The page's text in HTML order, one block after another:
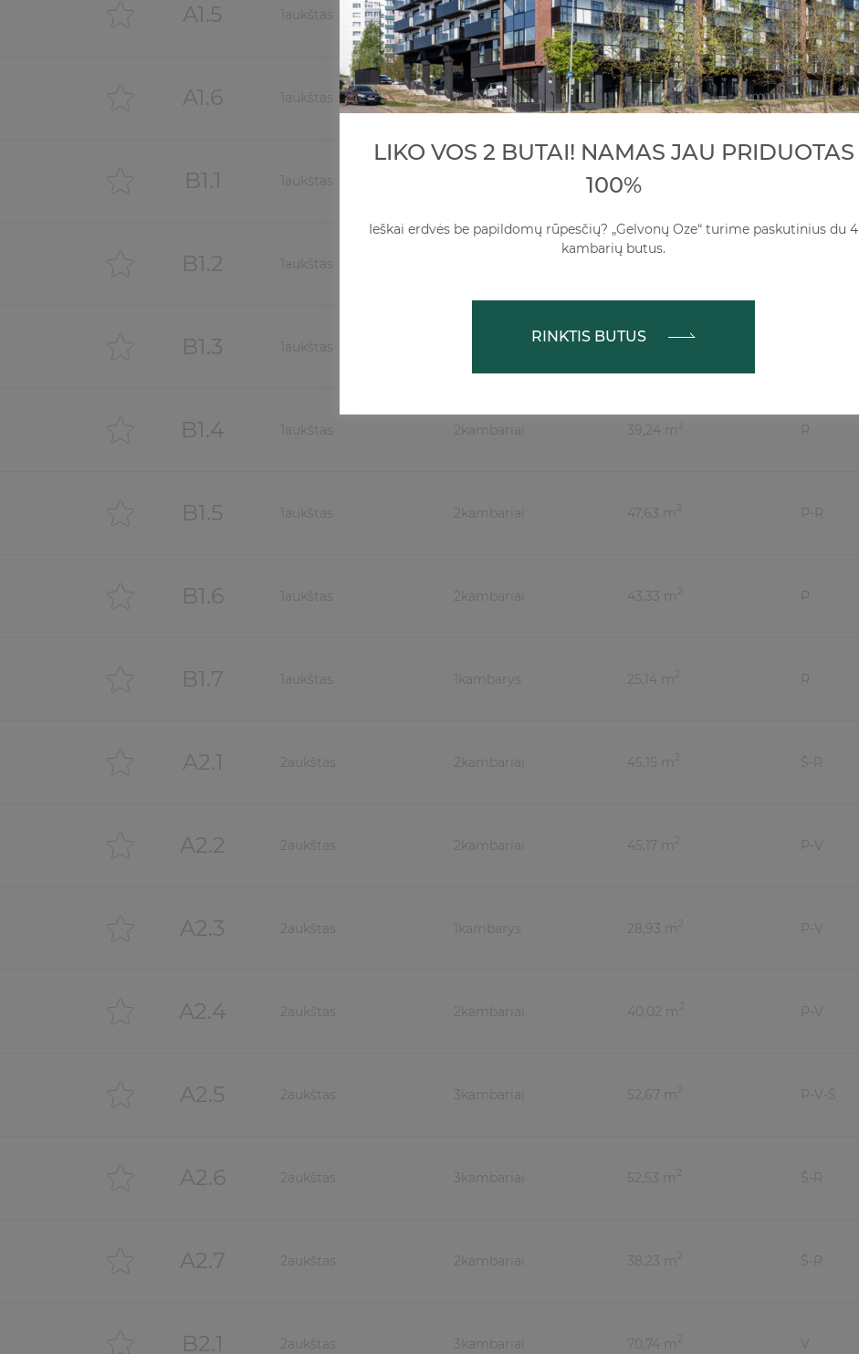
A1.5 1 aukštas 3kambariai 52,52 m2 Š-R
A1.6 1 aukštas 2kambariai 38,24 m2 Š-R
B1.1 1 aukštas 25,54 m
B1.2 1 aukštas
B1.3 1 aukštas 44,66 m 2
B1.4 1 aukštas 2kambariai 39,24 m 2 R
B1.5 1 aukštas 2 kambariai 47,63 m P-R
B1.6 1 aukštas 2 kambariai 43,33 m P
B1.7 1 aukštas 1 kambarys 25,14 m R
A2.1 2 aukštas 2 kambariai 45,15 m Š-R
A2.2 2 aukštas 2 kambariai 45,17 m P-V
A2.3 2 aukštas 1 kambarys 28,93 m P-V
A2.4 2 aukštas 2 kambariai 40,02 m P-V
A2.5 2 aukštas 3 kambariai 52,67 m P-V-Š
A2.6 2 aukštas 3 kambariai 52,53 m Š-R
A2.7 2 aukštas 2 kambariai 38,23 m Š-R
B2.1 2 aukštas 3 kambariai 70,74 m V
LIKO VOS 2 BUTAI! NAMAS JAU PRIDUOTAS
100%
Ieškai erdvės be papildomų rūpesčių? „Gelvonų Oze“ turime paskutinius du 4
kambarių butus.
RINKTIS BUTUS